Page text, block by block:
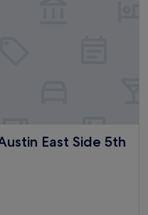
East Side 5th
Side 5th Street